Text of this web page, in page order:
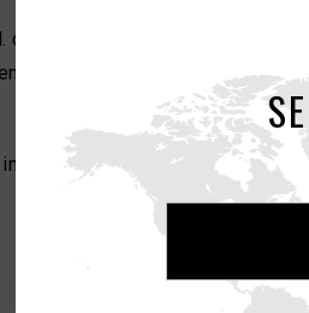
diseña, fabrica y vende
el conocimiento correcto de
algunas acciones que